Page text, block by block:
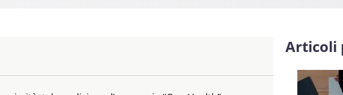
Articoli